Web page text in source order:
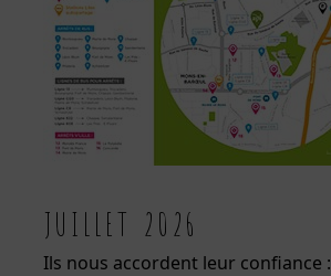
JUILLET 2026
Ils nous accordent leur confiance :